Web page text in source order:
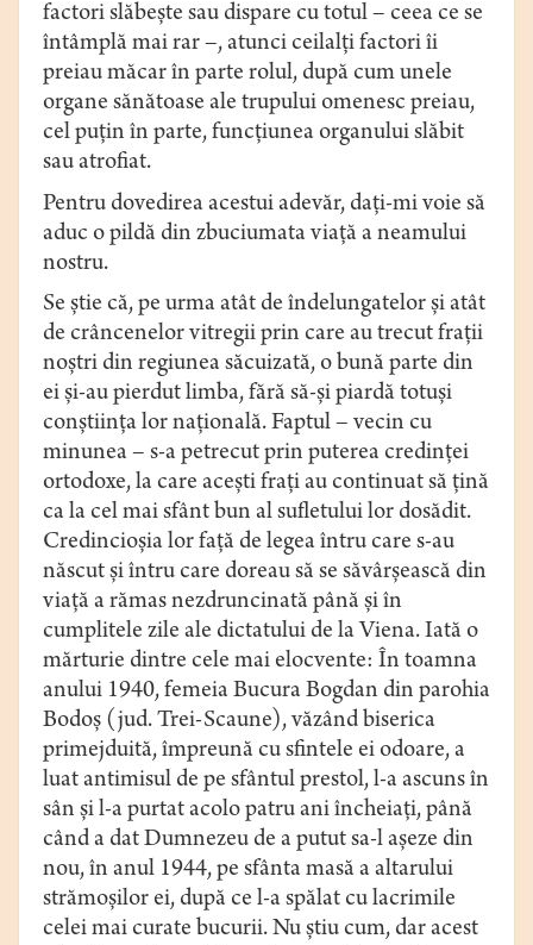
factori slăbeşte sau dispare cu totul – ceea ce se
întâmplă mai rar –, atunci ceilalţi factori îi
preiau măcar în parte rolul, după cum unele
organe sănătoase ale trupului omenesc preiau,
cel puţin în parte, funcţiunea organului slăbit
sau atrofiat.
Pentru dovedirea acestui adevăr, daţi-mi voie să
aduc o pildă din zbuciumata viaţă a neamului
nostru.
Se ştie că, pe urma atât de îndelungatelor şi atât
de crâncenelor vitregii prin care au trecut fraţii
noştri din regiunea săcuizată, o bună parte din
ei şi-au pierdut limba, fără să-şi piardă totuşi
conştiinţa lor naţională. Faptul – vecin cu
minunea – s-a petrecut prin puterea credinţei
ortodoxe, la care aceşti fraţi au continuat să ţină
ca la cel mai sfânt bun al sufletului lor dosădit.
Credincioşia lor faţă de legea întru care s-au
născut şi întru care doreau să se săvârşească din
viaţă a rămas nezdruncinată până şi în
cumplitele zile ale dictatului de la Viena. Iată o
mărturie dintre cele mai elocvente: În toamna
anului 1940, femeia Bucura Bogdan din parohia
Bodoş (jud. Trei-Scaune), văzând biserica
primejduită, împreună cu sfintele ei odoare, a
luat antimisul de pe sfântul prestol, l-a ascuns în
sân şi l-a purtat acolo patru ani încheiaţi, până
când a dat Dumnezeu de a putut sa-l aşeze din
nou, în anul 1944, pe sfânta masă a altarului
strămoşilor ei, după ce l-a spălat cu lacrimile
celei mai curate bucurii. Nu ştiu cum, dar acest